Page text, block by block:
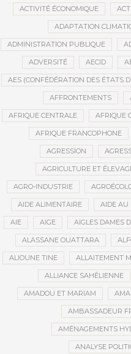
ACTIVITÉ ÉCONOMIQUE
ADAPTATION
ADMINISTRATION PUBLIQUE
ADVERSITÉ AECID
AES (CONFÉDÉRATION DES ÉTATS
AFFRONTEMENTS
AFRIQUE CENTRALE AFRIQUE
AFRIQUE FRANCOPHONE
AGRESSION
AGRICULTURE ET
AGRO-INDUSTRIE
AIDE ALIMENTAIRE AIDE AU
AIE AIGE AIGLES DAMES
ALASSANE OUATTARA
ALIOUNE TINE ALLAITEMENT
ALLIANCE SAHÉLIENNE
AMADOU ET MARIAM
AMBASSADEUR
AMÉNAGEMENTS
ANALYSE